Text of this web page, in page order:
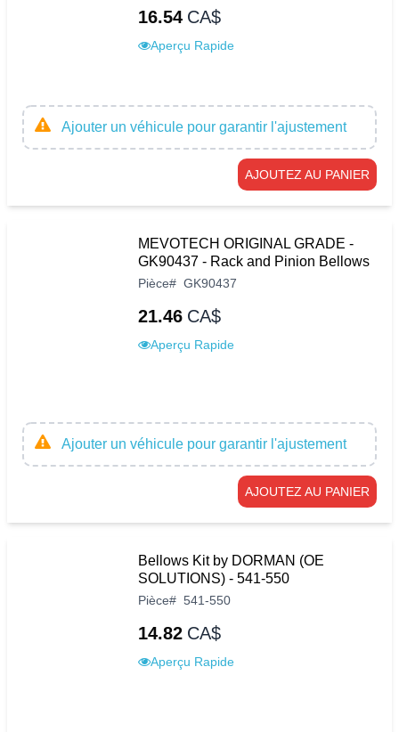
16.54 CA$
Aperçu Rapide
Ajouter un véhicule pour garantir l'ajustement
AJOUTEZ AU PANIER
MEVOTECH ORIGINAL GRADE -
GK90437 - Rack and Pinion Bellows
Pièce# GK90437
21.46 CA$
Aperçu Rapide
Ajouter un véhicule pour garantir l'ajustement
AJOUTEZ AU PANIER
Bellows Kit by DORMAN (OE
SOLUTIONS) - 541-550
Pièce# 541-550
14.82 CA$
Aperçu Rapide